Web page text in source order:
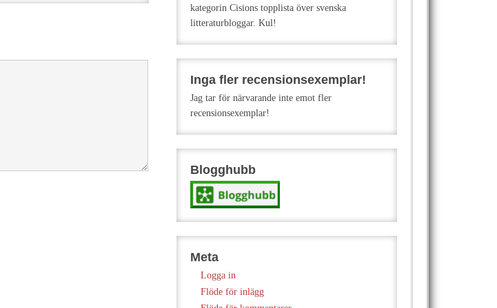
kategorin Cisions topplista över svenska
litteraturbloggar. Kul!
Inga fler recensionsexemplar!
Jag tar för närvarande inte emot fler
recensionsexemplar!
Blogghubb
Meta
Logga in
Flöde för inlägg